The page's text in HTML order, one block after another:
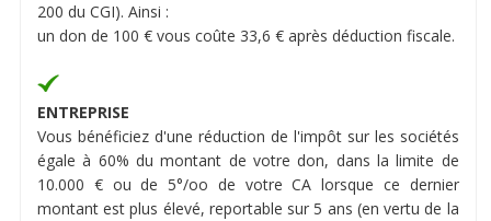
200 du CGI). Ainsi :
un don de 100 € vous coûte 33,6 € après déduction fiscale.
ENTREPRISE
Vous bénéficiez d'une réduction de l'impôt sur les sociétés
égale à 60% du montant de votre don, dans la limite de
10.000 € ou de 5°/oo de votre CA lorsque ce dernier
montant est plus élevé, reportable sur 5 ans (en vertu de la